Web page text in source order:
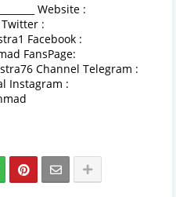
Website :
:
Facebook :
FansPage:
Channel Telegram :
Instagram :